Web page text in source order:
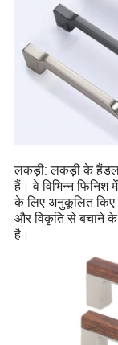
लकड़ी: लकड़ी के हैंडल
हैं। वे विभिन्न
के लिए अनुकूलित
और विकृति से बचाने
है।